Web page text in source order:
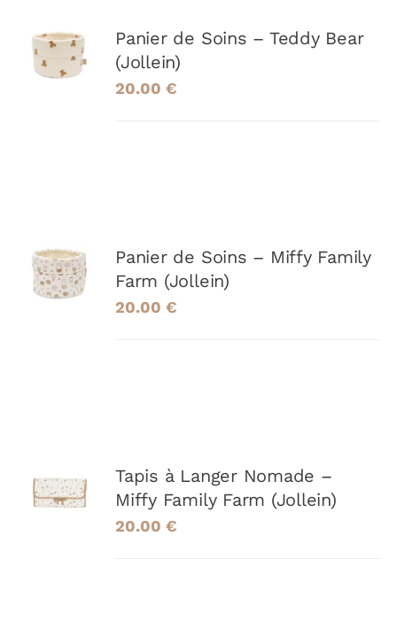
AU
PANIER
/
Panier de Soins – Teddy Bear
(Jollein)
20.00€
AU
PANIER
/
Panier de Soins – Miffy Family
Farm (Jollein)
20.00€
AU
PANIER
Tapis à Langer Nomade –
Miffy Family Farm (Jollein)
20.00€